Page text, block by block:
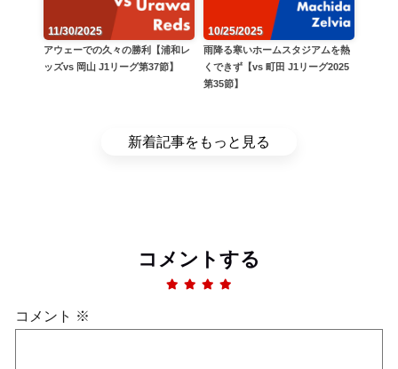
11/30/2025
アウェーでの久々の勝利【浦和レ
ッズvs 岡山 J1リーグ第37節】
10/25/2025
雨降る寒いホームスタジアムを熱
くできず【vs 町田 J1リーグ2025
第35節】
新着記事をもっと見る
コメントする
コメント ※